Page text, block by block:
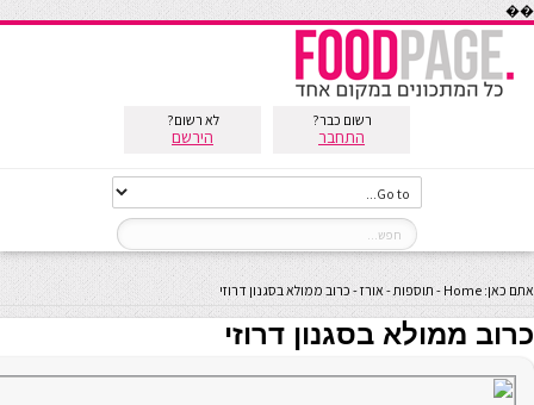
��
רשום כבר?
התחבר
לא רשום?
הירשם
אתם כאן: Home
- תוספות-אורז- כרוב ממולא בסגנון דרוזי
כרוב ממולא בסגנון דרוזי